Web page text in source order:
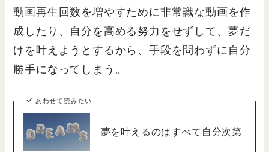
動画再生回数を増やすために非常識な動画を作
成したり、自分を高める努力をせずして、夢だ
けを叶えようとするから、手段を問わずに自分
勝手になってしまう。
あわせて読みたい
夢を叶えるのはすべて自分次第